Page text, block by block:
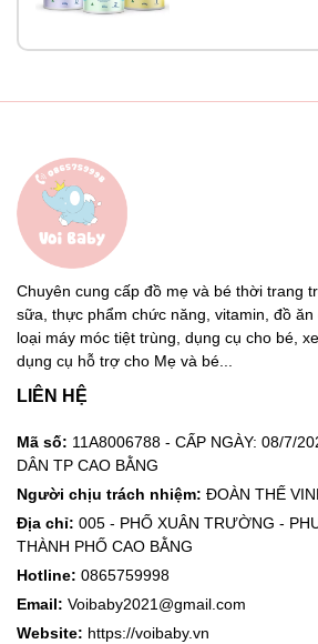
Chuyên cung cấp đồ mẹ và bé thời trang
sữa, thực phẩm chức năng, vitamin, đồ
loại máy móc tiệt trùng, dụng cụ cho bé,
dụng cụ hỗ trợ cho Mẹ và bé...
LIÊN HỆ
Mã số: 11A8006788 - CẤP NGÀY: 08/7/
DÂN TP CAO BẰNG
Người chịu trách nhiệm: ĐOÀN THẾ
Địa chỉ: 005 - PHỐ XUÂN TRƯỜNG -
THÀNH PHỐ CAO BẰNG
Hotline: 0865759998
Email: Voibaby2021@gmail.com
Website: https://voibaby.vn